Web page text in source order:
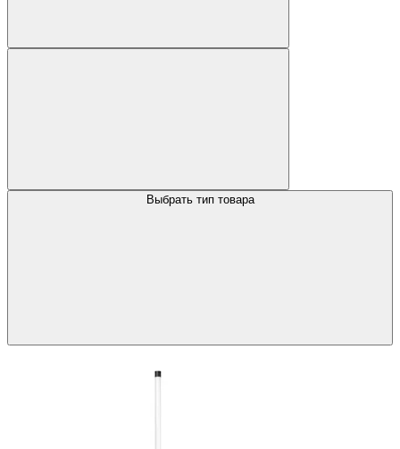
Выбрать тип товара